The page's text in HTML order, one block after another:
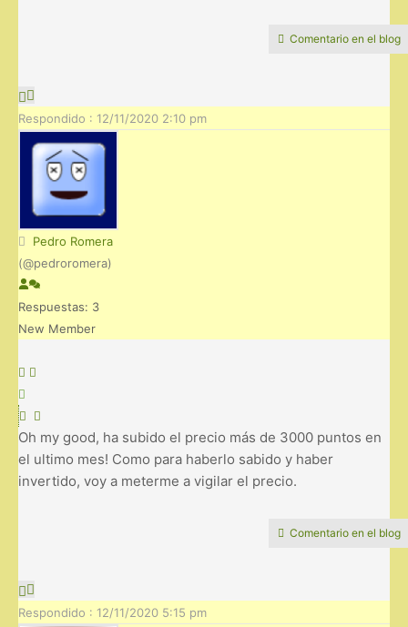
Comentario en el blog
Respondido : 12/11/2020 2:10 pm
Pedro Romera
(@pedroromera)
Respuestas: 3
New Member
Oh my good, ha subido el precio más de 3000 puntos en
el ultimo mes! Como para haberlo sabido y haber
invertido, voy a meterme a vigilar el precio.
Comentario en el blog
Respondido : 12/11/2020 5:15 pm